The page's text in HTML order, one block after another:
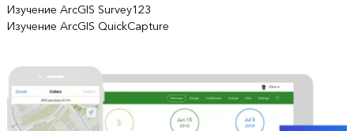
Изучение ArcGIS Survey123
Изучение ArcGIS QuickCapture